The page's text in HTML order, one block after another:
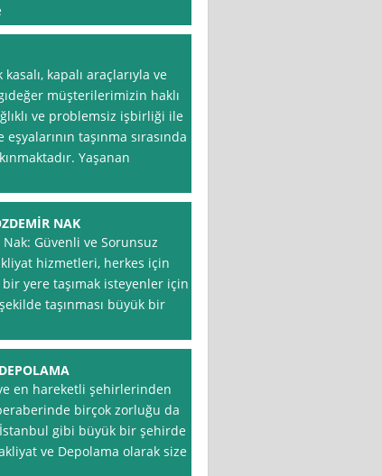
kapalı araçlarıyla ve
müşterilerimizin haklı
ve problemsiz işbirliği ile
taşınma sırasında
Yaşanan
NAK
Güvenli ve Sorunsuz
hizmetleri, herkes için
yere taşımak isteyenler için
taşınması büyük bir
en hareketli şehirlerinden
birçok zorluğu da
gibi büyük bir şehirde
ve Depolama olarak size